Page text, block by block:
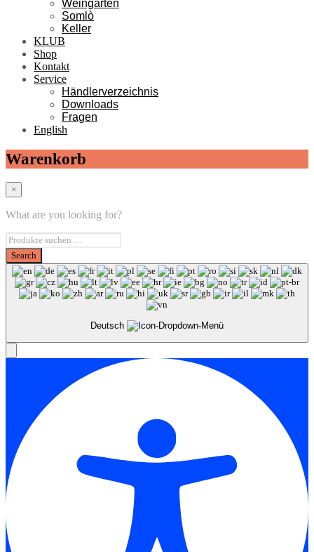
Weingarten
Somlò
Keller
KLUB
Shop
Kontakt
Service
Händlerverzeichnis
Downloads
Fragen
English
Warenkorb
×
What are you looking for?
Deutsch